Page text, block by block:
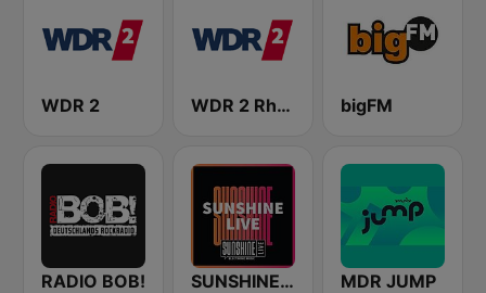
WDR 2 WDR 2 Rhein und Ruhr bigFM
RADIO BOB! SUNSHINE LIVE MDR JUMP